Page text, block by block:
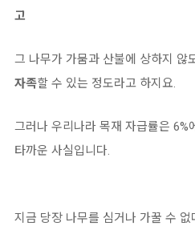
고
그 나무가 가뭄과 산불에 상하지 않
자족할 수 있는 정도라고 하지요.
그러나 우리나라 목재 자급률은 6%
타까운 사실입니다.
지금 당장 나무를 심거나 가꿀 수 없